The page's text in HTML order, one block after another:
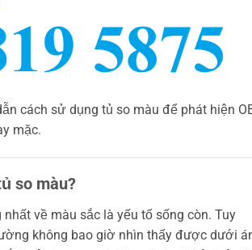
cách sử dụng tủ so màu để phát hiện
mặc.
so màu?
về màu sắc là yếu tố sống còn. Tuy
không bao giờ nhìn thấy được dưới